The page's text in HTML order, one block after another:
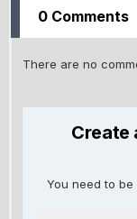
0 Comments
There are no
Create
You need to